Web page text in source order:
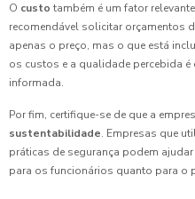
O custo também é um fator
recomendável solicitar orçamentos
apenas o preço, mas o que está
os custos e a qualidade percebida
informada.
Por fim, certifique-se de que a
sustentabilidade. Empresas que
práticas de segurança podem
para os funcionários quanto para o